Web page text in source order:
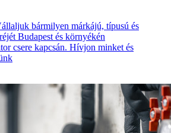
bármilyen márkájú, típusú és
Budapest és környékén
csere kapcsán. Hívjon minket és